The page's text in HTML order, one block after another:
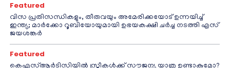
Featured
വിസ പ്രതിസന്ധികളും, തീരുവയും അമേരിക്കയോട് ഉന്നയിച്ച്
ഇന്ത്യ; മാർക്കോ റൂബിയോയുമായി ഉഭയകക്ഷി ചർച്ച നടത്തി എസ്
ജയശങ്കർ
Featured
കെഎസ്ആർടിസിയിൽ സ്ത്രീകൾക്ക് സൗജന്യ യാത്ര ഉണ്ടാകുമോ?